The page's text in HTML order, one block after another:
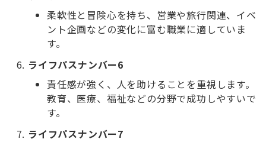
柔軟性と冒険心を持ち、営業や旅行関連、イベ
ント企画などの変化に富む職業に適していま
す。
ライフパスナンバー6
責任感が強く、人を助けることを重視します。
教育、医療、福祉などの分野で成功しやすいで
す。
ライフパスナンバー7